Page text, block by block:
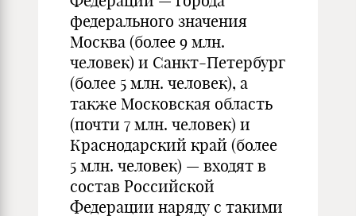
федерального значения
Москва (более 9 млн.
человек) и Санкт-Петербург
(более 5 млн. человек), а
также Московская область
(почти 7 млн. человек) и
Краснодарский край (более
5 млн. человек) — входят в
состав Российской
Федерации наряду с такими